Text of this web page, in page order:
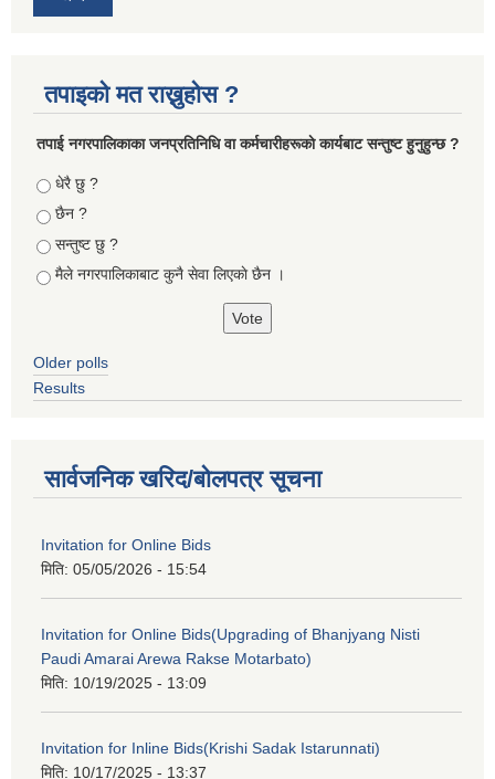
तपाइको मत राख्नुहोस ?
तपा‌ई नगरपालिकाका जनप्रतिनिधि वा कर्मचारीहरूकाे कार्यबाट सन्तुष्ट हुनुहुन्छ ?
Choices
धेरै छु ?
छैन ?
सन्तुष्ट छु ?
मैले नगरपालिकाबाट कुनै सेवा लिएकाे छैन ।
Older polls
Results
सार्वजनिक खरिद/बोलपत्र सूचना
Invitation for Online Bids
मिति: 05/05/2026 - 15:54
Invitation for Online Bids(Upgrading of Bhanjyang Nisti
Paudi Amarai Arewa Rakse Motarbato)
मिति: 10/19/2025 - 13:09
Invitation for Inline Bids(Krishi Sadak Istarunnati)
मिति: 10/17/2025 - 13:37